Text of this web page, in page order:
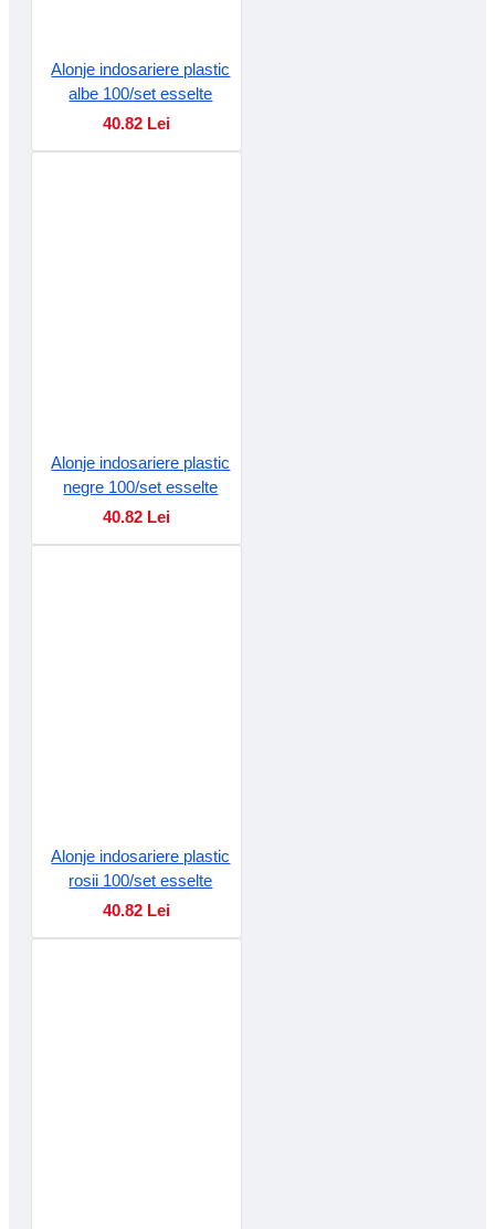
Alonje indosariere plastic
albe 100/set esselte
40.82 Lei
Alonje indosariere plastic
negre 100/set esselte
40.82 Lei
Alonje indosariere plastic
rosii 100/set esselte
40.82 Lei